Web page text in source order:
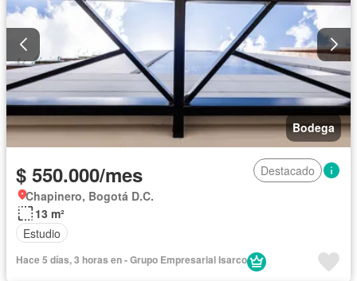
Bodega
$ 550.000/mes
Destacado
Chapinero, Bogotá D.C.
13 m²
Estudio
Hace 5 días, 3 horas en - Grupo Empresarial Isarco